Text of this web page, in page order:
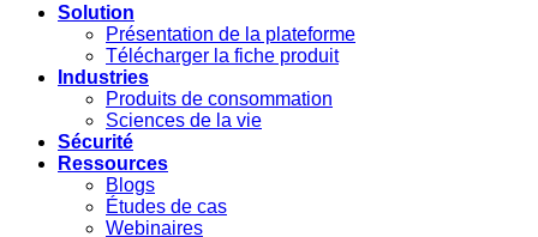
Solution
Présentation de la plateforme
Télécharger la fiche produit
Industries
Produits de consommation
Sciences de la vie
Sécurité
Ressources
Blogs
Études de cas
Webinaires